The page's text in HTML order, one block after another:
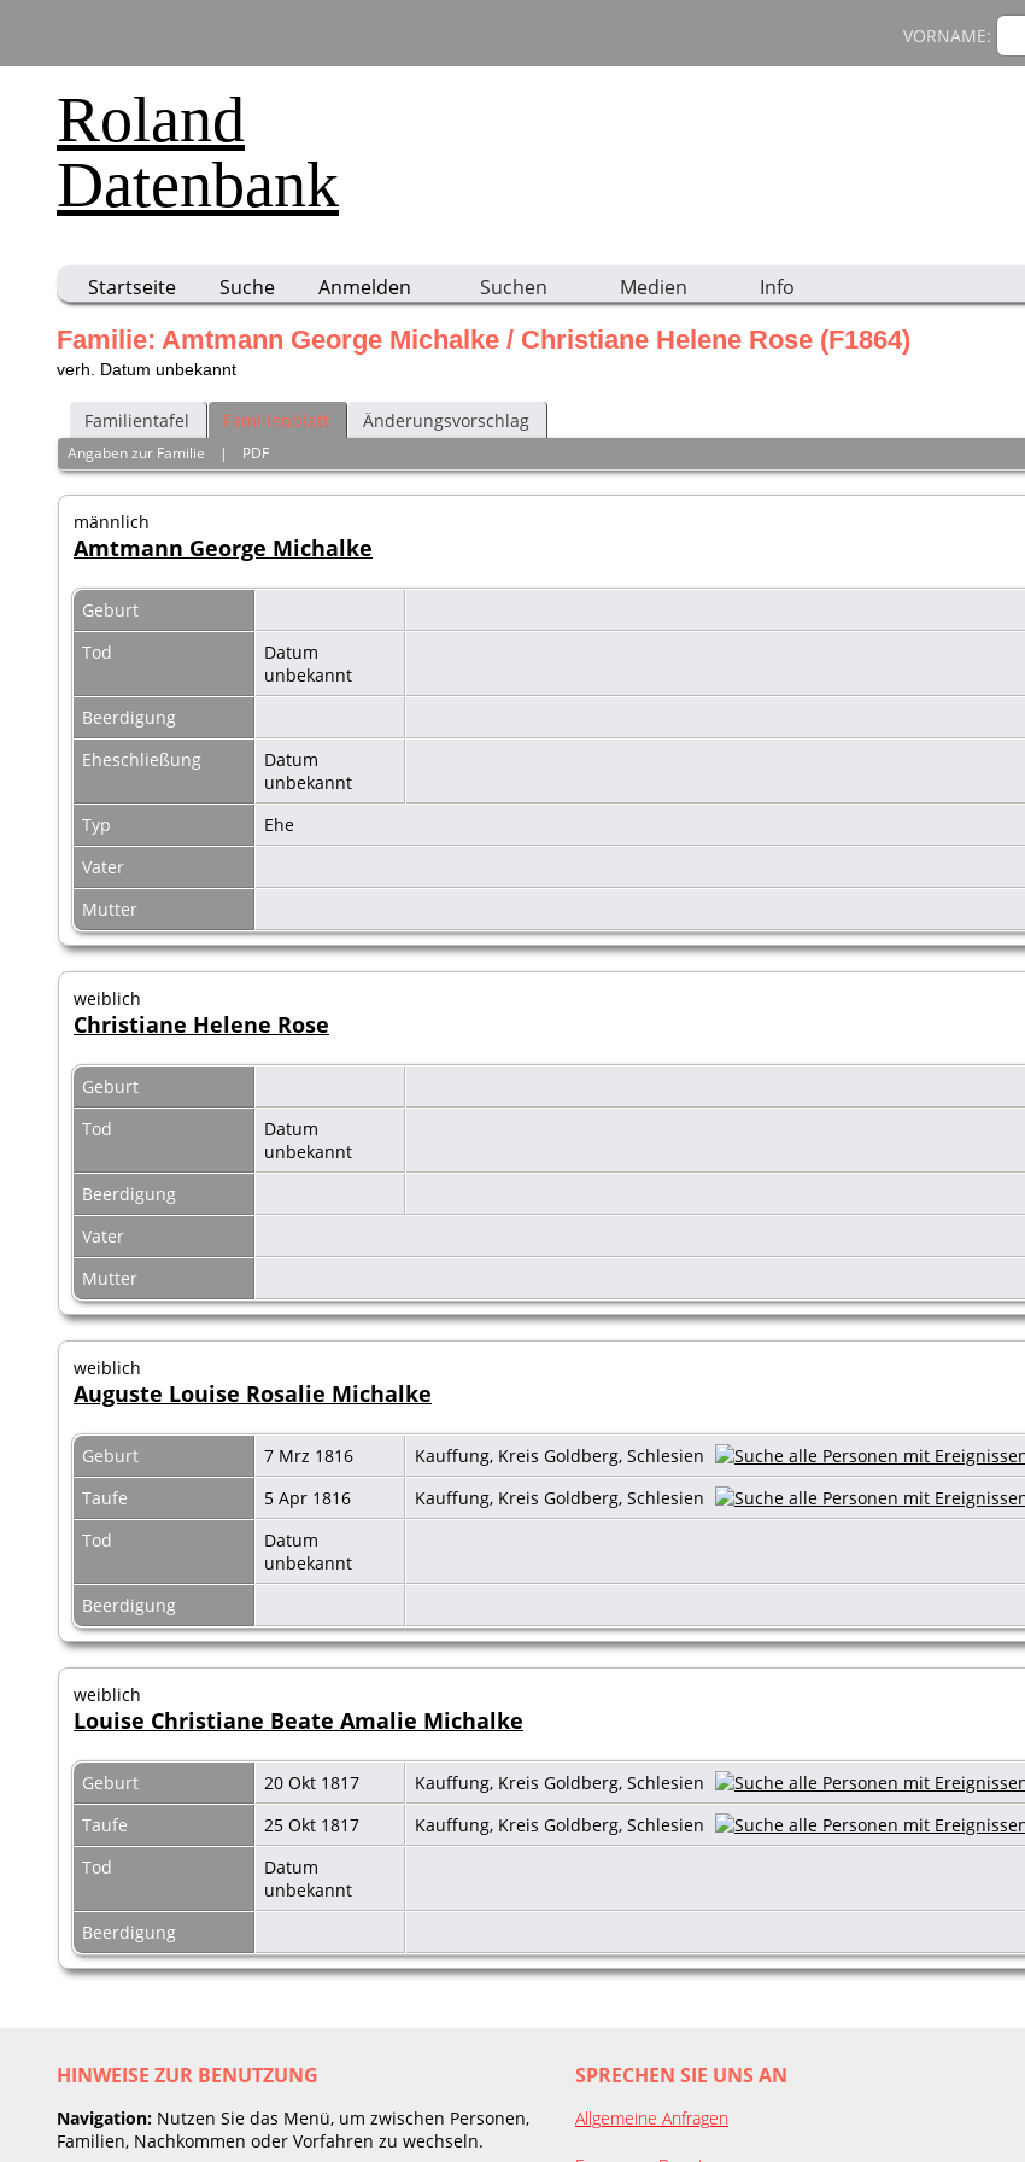
Roland
Datenbank
VORNAME:
Startseite Suche Anmelden Suchen Medien Info
Familie: Amtmann George Michalke / Christiane Helene Rose (F1864)
verh. Datum unbekannt
Familientafel Familienblatt Änderungsvorschlag
Angaben zur Familie | PDF
männlich
Amtmann George Michalke
Geburt
Tod
Datum
unbekannt
Beerdigung
Eheschließung
Datum
unbekannt
Typ
Ehe
Vater
Mutter
weiblich
Christiane Helene Rose
Geburt
Tod
Datum
unbekannt
Beerdigung
Vater
Mutter
weiblich
Auguste Louise Rosalie Michalke
Geburt 7 Mrz 1816
Kauffung, Kreis Goldberg, Schlesien
Taufe
5 Apr 1816
Kauffung, Kreis Goldberg, Schlesien
Tod
Datum
unbekannt
Beerdigung
weiblich
Louise Christiane Beate Amalie Michalke
Geburt 20 Okt 1817
Kauffung, Kreis Goldberg, Schlesien
Taufe
25 Okt 1817
Kauffung, Kreis Goldberg, Schlesien
Tod
Datum
unbekannt
Beerdigung
HINWEISE ZUR BENUTZUNG
Navigation: Nutzen Sie das Menü, um zwischen Personen,
Familien, Nachkommen oder Vorfahren zu wechseln.
SPRECHEN SIE UNS AN
Allgemeine Anfragen